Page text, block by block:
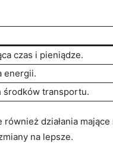
czas i pieniądze.
energii.
⁣środków transportu.
‌działania⁢
na lepsze.